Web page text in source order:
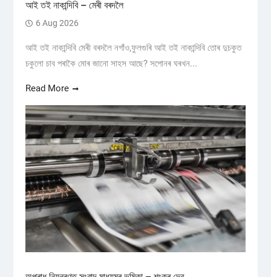
আই তই নাকান্দিবি – মেৰী বৰদলৈ
6 Aug 2026
আই তই নাকান্দিবি মেৰী বৰদলৈ নগাঁও,ফুলগুৰি আই তই নাকান্দিবি তোৰ দুচকুত
চকুলো চাব পৰাকৈ মোৰ জানো সাহস আছে? সপোনৰ ঘৰখন...
Read More